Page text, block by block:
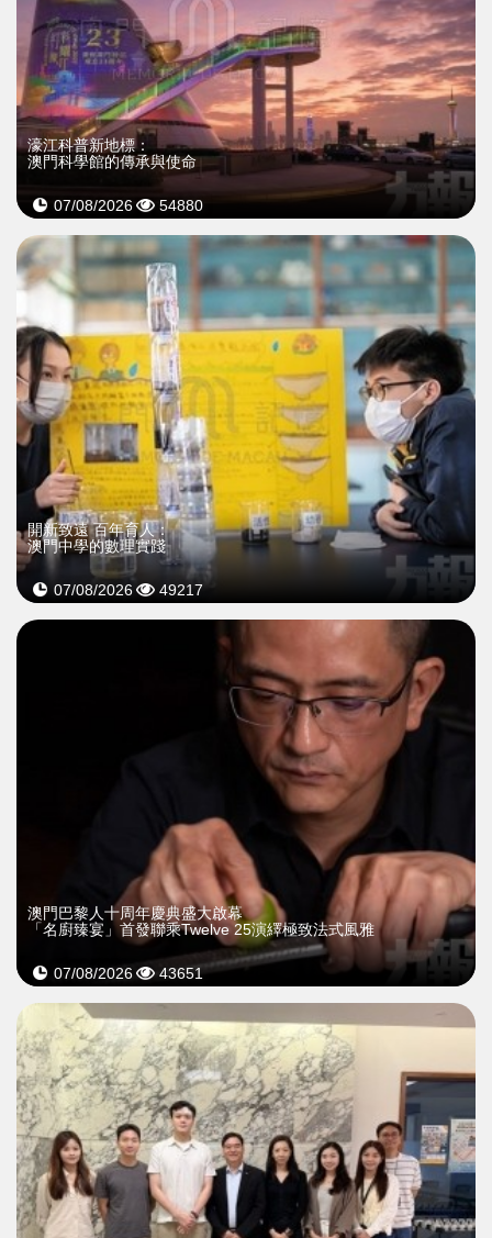
濠江科普新地標：
澳門科學館的傳承與使命
07/08/2026 54880
開新致遠 百年育人：
澳門中學的數理實踐
07/08/2026 49217
澳門巴黎人十周年慶典盛大啟幕
「名廚臻宴」首發聯乘Twelve 25演繹極致法式風雅
07/08/2026 43651